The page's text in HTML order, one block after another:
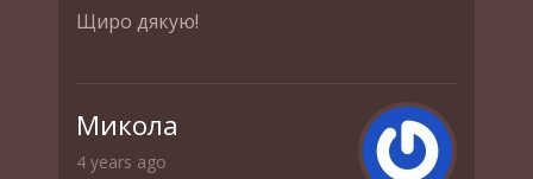
Щиро дякую!
Микола
4 years ago